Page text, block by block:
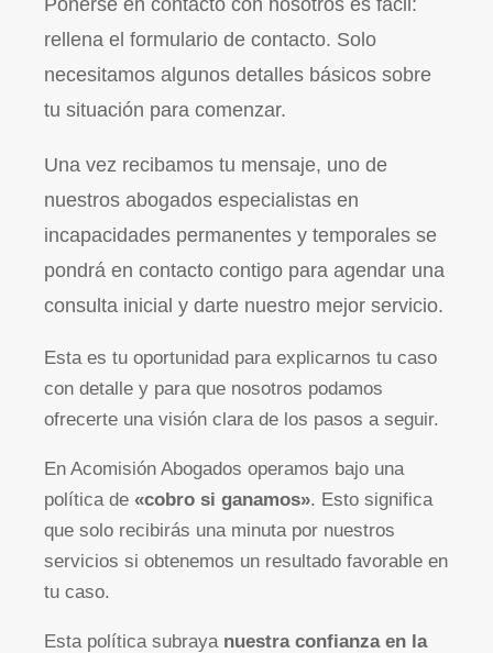
rellena el formulario de contacto. Solo
necesitamos algunos detalles básicos sobre
tu situación para comenzar.
Una vez recibamos tu mensaje, uno de
nuestros abogados especialistas en
incapacidades permanentes y temporales se
pondrá en contacto contigo para agendar una
consulta inicial y darte nuestro mejor servicio.
Esta es tu oportunidad para explicarnos tu caso
con detalle y para que nosotros podamos
ofrecerte una visión clara de los pasos a seguir.
En Acomisión Abogados operamos bajo una
política de «cobro si ganamos». Esto significa
que solo recibirás una minuta por nuestros
servicios si obtenemos un resultado favorable en
tu caso.
Esta política subraya nuestra confianza en la